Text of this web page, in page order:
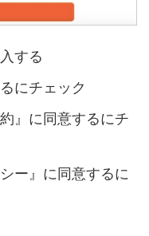
する
にチェック
』に同意するにチ
ー』に同意するに